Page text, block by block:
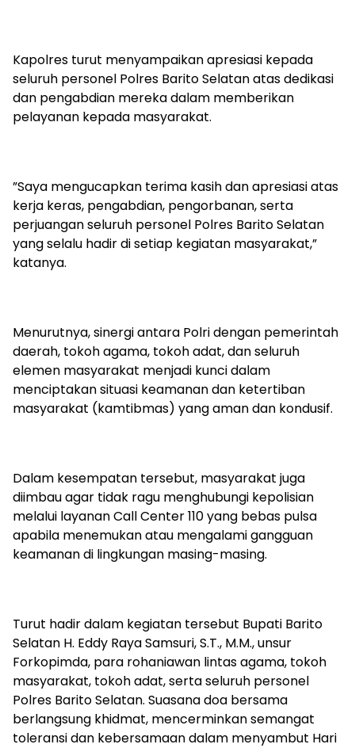
‎Kapolres turut menyampaikan apresiasi kepada
seluruh personel Polres Barito Selatan atas dedikasi
dan pengabdian mereka dalam memberikan
pelayanan kepada masyarakat.
‎”Saya mengucapkan terima kasih dan apresiasi atas
kerja keras, pengabdian, pengorbanan, serta
perjuangan seluruh personel Polres Barito Selatan
yang selalu hadir di setiap kegiatan masyarakat,”
katanya.
‎Menurutnya, sinergi antara Polri dengan pemerintah
daerah, tokoh agama, tokoh adat, dan seluruh
elemen masyarakat menjadi kunci dalam
menciptakan situasi keamanan dan ketertiban
masyarakat (kamtibmas) yang aman dan kondusif.
‎Dalam kesempatan tersebut, masyarakat juga
diimbau agar tidak ragu menghubungi kepolisian
melalui layanan Call Center 110 yang bebas pulsa
apabila menemukan atau mengalami gangguan
keamanan di lingkungan masing-masing.
‎Turut hadir dalam kegiatan tersebut Bupati Barito
Selatan H. Eddy Raya Samsuri, S.T., M.M., unsur
Forkopimda, para rohaniawan lintas agama, tokoh
masyarakat, tokoh adat, serta seluruh personel
Polres Barito Selatan. Suasana doa bersama
berlangsung khidmat, mencerminkan semangat
toleransi dan kebersamaan dalam menyambut Hari